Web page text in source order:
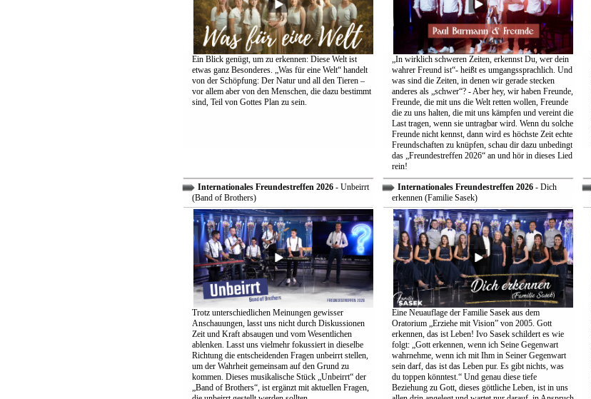
Ein Blick genügt, um zu erkennen: Diese Welt ist
etwas ganz Besonderes. „Was für eine Welt“ handelt
von der Schöpfung: Der Natur und all den Tieren –
vor allem aber von den Menschen, die dazu bestimmt
sind, Teil von Gottes Plan zu sein.
„In wirklich schweren Zeiten, erkennst Du, wer dein
wahrer Freund ist“- heißt es umgangssprachlich. Und
was sind die Zeiten, in denen wir gerade stecken
anderes als „schwer“? - Aber hey, wir haben Freunde,
Freunde, die mit uns die Welt retten wollen, Freunde
die zu uns halten, die mit uns kämpfen und vereint die
Last tragen, wenn sie untragbar wird. Wenn du solche
Freunde nicht kennst, dann wird es höchste Zeit echte
Freundschaften zu knüpfen, schau dir dazu unbedingt
das „Freundestreffen 2026“ an und hör in dieses Lied
rein!
Internationales Freundestreffen 2026- Unbeirrt
(Band of Brothers)
Trotz unterschiedlichen Meinungen gewisser
Anschauungen, lasst uns nicht durch Diskussionen
Zeit und Kraft absaugen und vom Wesentlichen
ablenken. Lasst uns vielmehr fokussiert in dieselbe
Richtung die entscheidenden Fragen unbeirrt stellen,
um der Wahrheit gemeinsam auf den Grund zu
kommen. Dieses musikalische Stück „Unbeirrt“ der
„Band of Brothers“, ist ergänzt mit aktuellen Fragen,
Internationales Freundestreffen 2026- Dich
erkennen (Familie Sasek)
Eine Neuauflage der Familie Sasek aus dem
Oratorium „Erziehe mit Vision” von 2005. Gott
erkennen, das ist Leben! Ivo Sasek schildert es wie
folgt: „Gott erkennen, wenn ich Seine Gegenwart
wahrnehme, wenn ich mit Ihm in Seiner Gegenwart
sein darf, das ist das Leben pur. Es gibt nichts, was
du toppen könntest.“ Und genau diese tiefe
Beziehung zu Gott, dieses göttliche Leben, ist in uns